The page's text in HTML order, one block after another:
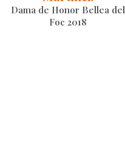
Dama de Honor Bellea del
Foc 2018